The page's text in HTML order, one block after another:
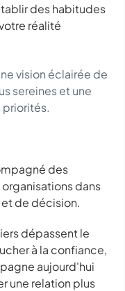
des habitudes
réalité
vision éclairée de
sereines et une
priorités.
des
dans
de décision.
dépassent le
à la confiance,
aujourd'hui
une relation plus